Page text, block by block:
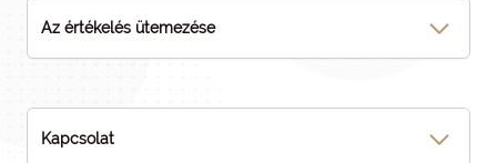
Az értékelés ütemezése
Kapcsolat